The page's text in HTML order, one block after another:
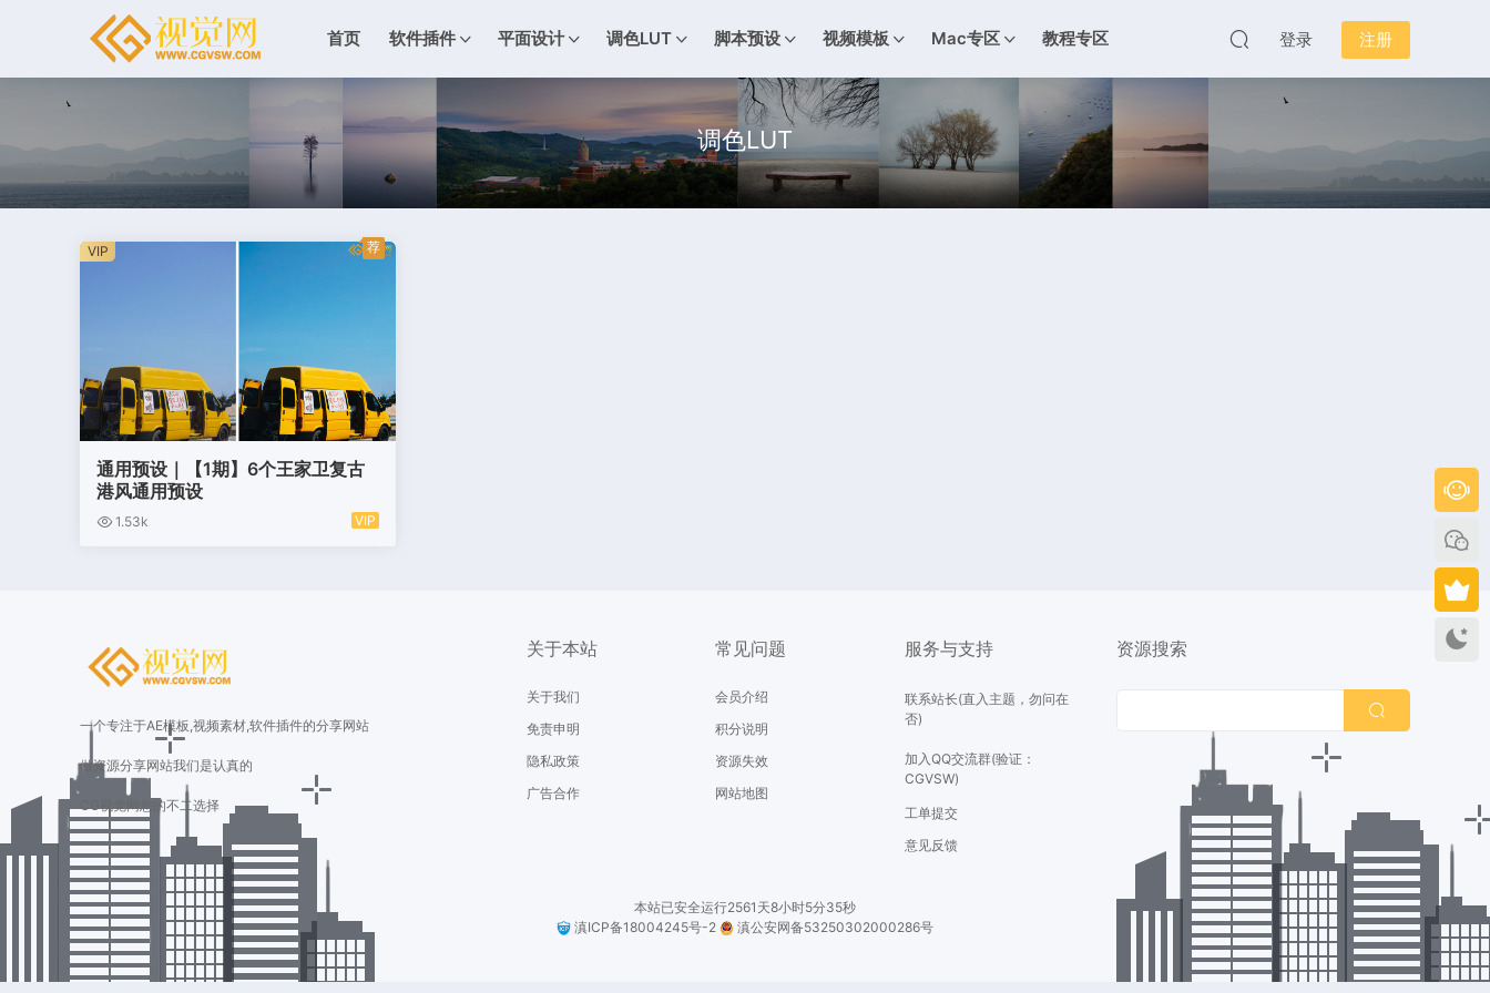
首页 软件插件 平面设计 调色LUT 脚本预设 视频模板 Mac专区 教程专区 登录 注册
调色LUT
通用预设｜【1期】6个王家卫复古
港风通用预设
1.53k VIP
VIP 荐
一个专注于AE模板,视频素材,软件插件的分享网站
做资源分享网站我们是认真的
CG视觉网您的不二选择
关于本站
关于我们
免责申明
隐私政策
广告合作
常见问题
会员介绍
积分说明
资源失效
网站地图
服务与支持
联系站长(直入主题，勿问在
否)
加入QQ交流群(验证：
CGVSW)
工单提交
意见反馈
资源搜索
本站已安全运行2561天8小时5分35秒
滇ICP备18004245号-2
滇公安网备53250302000286号